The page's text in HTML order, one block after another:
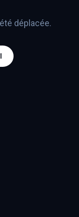
déplacée.